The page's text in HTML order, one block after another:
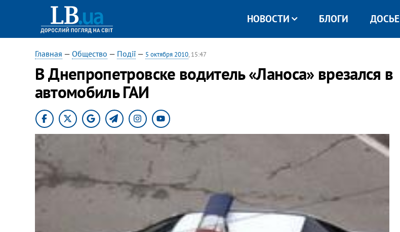
НОВОСТИ БЛОГИ ДОСЬЕ
Главная — Общество — Події— 5 октября 2010, 15:47
В Днепропетровске водитель «Ланоса» врезался в
автомобиль ГАИ